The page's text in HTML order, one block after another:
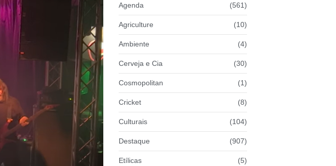
Agenda (561)
Agriculture (10)
Ambiente (4)
Cerveja e Cia (30)
Cosmopolitan (1)
Cricket (8)
Culturais (104)
Destaque (907)
Etílicas (5)